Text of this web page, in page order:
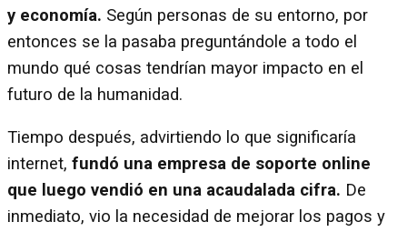
y economía. Según personas de su entorno, por
entonces se la pasaba preguntándole a todo el
mundo qué cosas tendrían mayor impacto en el
futuro de la humanidad.
Tiempo después, advirtiendo lo que significaría
internet, fundó una empresa de soporte online
que luego vendió en una acaudalada cifra. De
inmediato, vio la necesidad de mejorar los pagos y